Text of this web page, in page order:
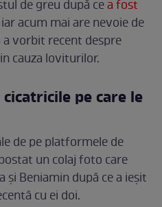
de greu după cea fost
acum mai are nevoie de
vorbit recent despre
cauza loviturilor.
pe care le
de pe platformele de
un colaj foto care
Beniamin după ce a ieșit
cu ei doi.